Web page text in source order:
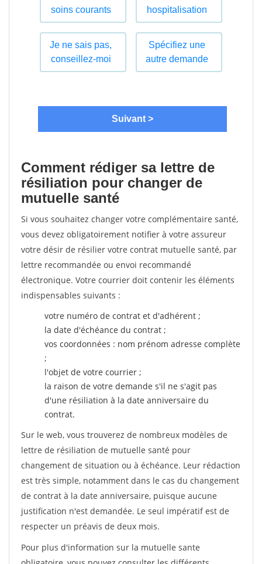
Comment rédiger sa lettre de
résiliation pour changer de
mutuelle santé
Si vous souhaitez changer votre complémentaire santé,
vous devez obligatoirement notifier à votre assureur
votre désir de résilier votre contrat mutuelle santé, par
lettre recommandée ou envoi recommandé
électronique. Votre courrier doit contenir les éléments
indispensables suivants :
votre numéro de contrat et d'adhérent ;
la date d'échéance du contrat ;
vos coordonnées : nom prénom adresse complète
;
l'objet de votre courrier ;
la raison de votre demande s'il ne s'agit pas
d'une résiliation à la date anniversaire du
contrat.
Sur le web, vous trouverez de nombreux modèles de
lettre de résiliation de mutuelle santé pour
changement de situation ou à échéance. Leur rédaction
est très simple, notamment dans le cas du changement
de contrat à la date anniversaire, puisque aucune
justification n'est demandée. Le seul impératif est de
respecter un préavis de deux mois.
Pour plus d'information sur la mutuelle sante